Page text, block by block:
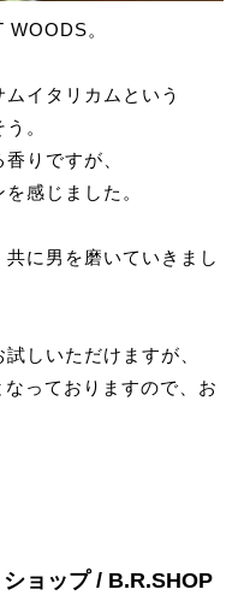
。
イタリカムという
。
りですが、
感じました。
に男を磨いていきまし
しいただけますが、
っておりますので、お
ョップ / B.R.SHOP